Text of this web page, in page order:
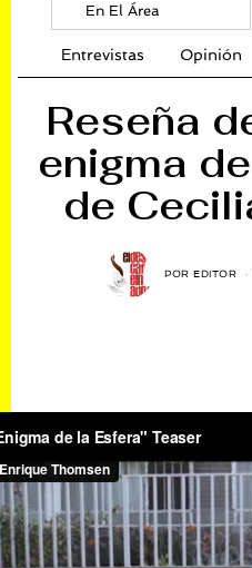
En El Área
Entrevistas Opinión
Reseña
enigma
de
POR EDITOR